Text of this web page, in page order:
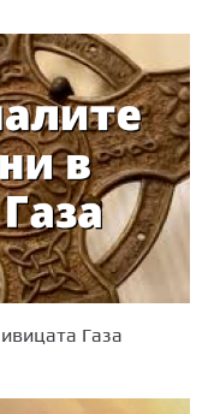
Газа